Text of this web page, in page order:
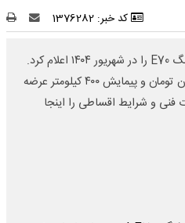
کد خبر: 1376282
ایران خودرو شرایط فروش دانگ فنگ E70 را در شهریور ۱۴۰۴ اعلام کرد.
این سدان برقی با قیمت ۱,۰۱۱ میلیون تومان و پیمایش ۴۰۰ کیلومتر عرضه
و شرایط اقساطی را اینجا